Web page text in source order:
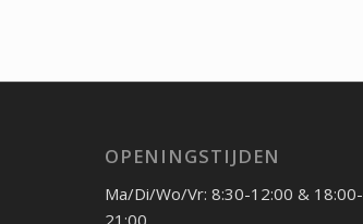
OPENINGSTIJDEN
Ma/Di/Wo/Vr: 8:30-12:00 & 18:00-
21:00